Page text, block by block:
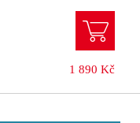
1 890 Kč